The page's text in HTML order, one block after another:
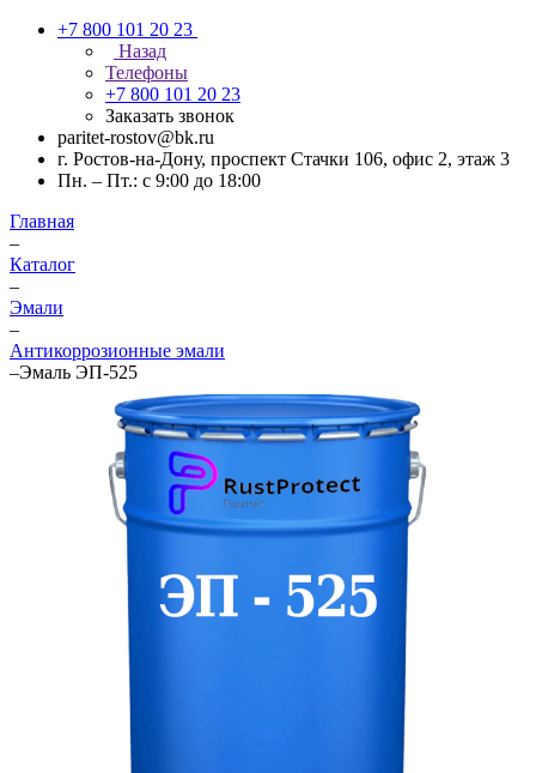
+7 800 101 20 23
Назад
Телефоны
+7 800 101 20 23
Заказать звонок
paritet-rostov@bk.ru
г. Ростов-на-Дону, проспект ​Стачки 106, ​офис 2, этаж 3
Пн. – Пт.: с 9:00 до 18:00
Главная
–
Каталог
–
Эмали
–
Антикоррозионные эмали
–Эмаль ЭП-525